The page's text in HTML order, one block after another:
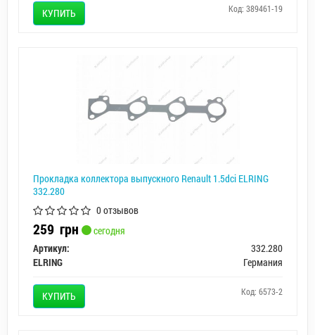
КУПИТЬ Код: 389461-19
Прокладка коллектора выпускного Renault 1.5dci ELRING
332.280
0 отзывов
259 грн
сегодня
Артикул:
332.280
ELRING
Германия
КУПИТЬ Код: 6573-2